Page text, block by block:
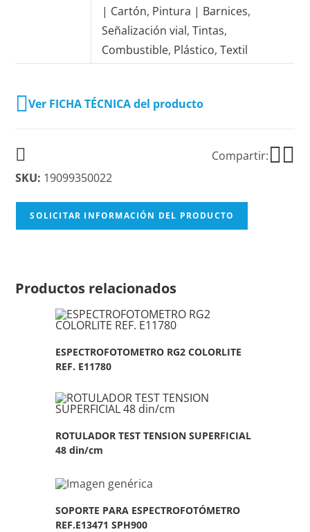
| Cartón, Pintura | Barnices,
Señalización vial,Tintas,
Combustible, Plástico,Textil
Ver FICHA TÉCNICA del producto
Compartir:
SKU: 19099350022
SOLICITAR INFORMACIÓN DEL PRODUCTO
Productos relacionados
ESPECTROFOTOMETRO RG2 COLORLITE
REF. E11780
ROTULADOR TEST TENSION SUPERFICIAL
48 din/cm
SOPORTE PARA ESPECTROFOTÓMETRO
REF.E13471 SPH900